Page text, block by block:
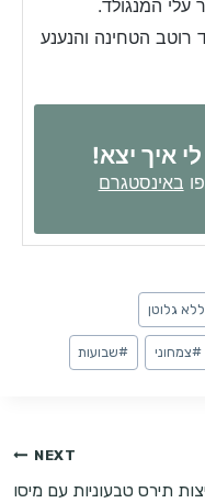
עלי המנגולד.
לצד רוטב הטחינה והנענע
איך יצא!
באינסטגרם
ללא גלוטן
#צמחוני #שבועות
NEXT
תירס טבעוניות עם מיסו